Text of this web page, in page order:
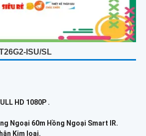
ISU/SL
HD 1080P .
Ngoại 60m Hồng Ngoại Smart IR.
Kim loại.